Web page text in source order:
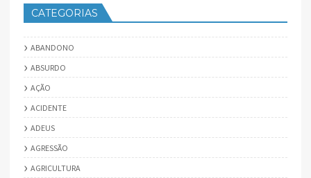
CATEGORIAS
ABANDONO
ABSURDO
AÇÃO
ACIDENTE
ADEUS
AGRESSÃO
AGRICULTURA